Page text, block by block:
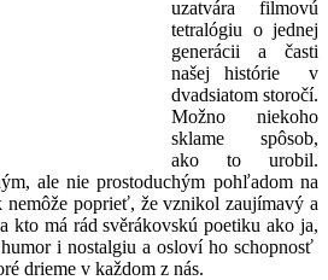
uzatvára filmovú
tetralógiu o jednej
generácii a časti
našej histórie v
dvadsiatom storočí.
Možno niekoho
sklame spôsob,
ako to urobil.
ale nie prostoduchým pohľadom na
poprieť, že vznikol zaujímavý a
má rád svěrákovskú poetiku ako ja,
i nostalgiu a osloví ho schopnosť
drieme v každom z nás.